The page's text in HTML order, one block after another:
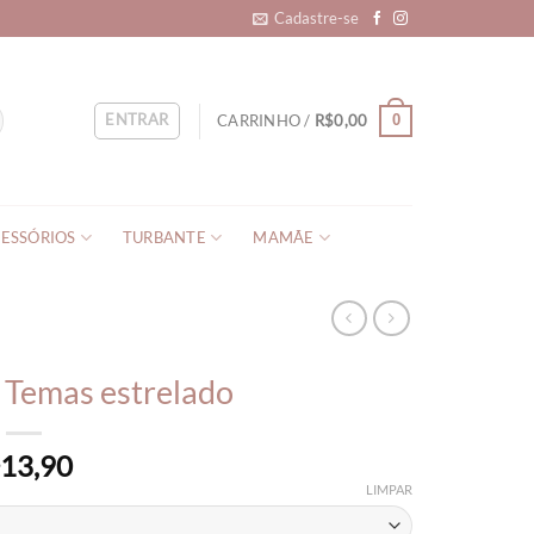
Cadastre-se
ENTRAR CARRINHO / R$0,00 0
TURBANTE MAMÃE
estrelado
13,90
LIMPAR